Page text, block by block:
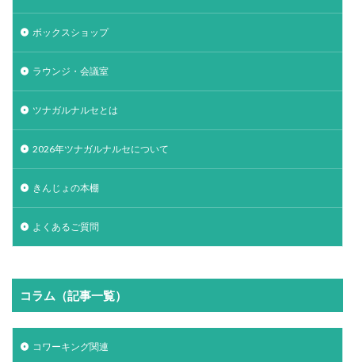
ボックスショップ
ラウンジ・会議室
ツナガルナルセとは
2026年ツナガルナルセについて
きんじょの本棚
よくあるご質問
コラム（記事一覧）
コワーキング関連